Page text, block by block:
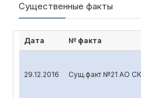
Существенные факты
Дата № факта
29.12.2016 Сущ.факт №21 АО